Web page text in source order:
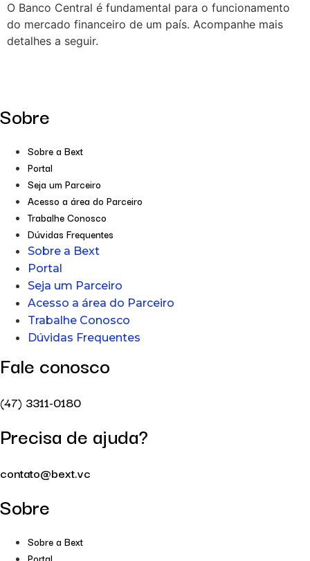
O Banco Central é fundamental para o funcionamento
do mercado financeiro de um país. Acompanhe mais
detalhes a seguir.
Sobre
Sobre a Bext
Portal
Seja um Parceiro
Acesso a área do Parceiro
Trabalhe Conosco
Dúvidas Frequentes
Sobre a Bext
Portal
Seja um Parceiro
Acesso a área do Parceiro
Trabalhe Conosco
Dúvidas Frequentes
Fale conosco
(47) 3311-0180
Precisa de ajuda?
contato@bext.vc
Sobre
Sobre a Bext